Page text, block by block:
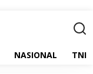
NASIONAL TNI